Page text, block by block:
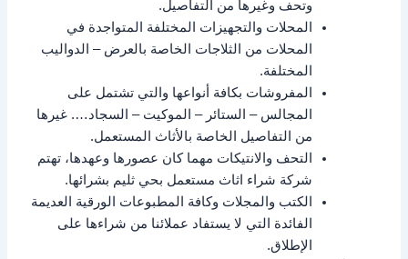
وتحف وغيرها من التفاصيل.
المحلات والتجهيزات المختلفة المتواجدة في
المحلات من الثلاجات الخاصة بالعرض – الدواليب
المختلفة.
المفروشات بكافة أنواعها والتي تشتمل على
المجالس – الستائر – الموكيت – السجاد…. غيرها
من التفاصيل الخاصة بالأثاث المستعمل.
التحف والانتيكات مهما كان عصورها وعهدها، تهتم
شركة شراء اثاث مستعمل بحي ثليم بشرائها.
الكتب والمجلات وكافة المطبوعات الورقية العديمة
الفائدة التي لا يستفاد عملائنا من شراءها على
الإطلاق.